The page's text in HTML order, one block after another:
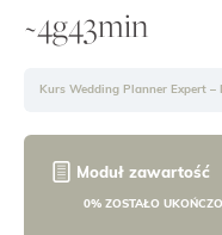
~4g43min
Kurs Wedding Planner Expert –
Moduł zawartość
0% ZOSTAŁO